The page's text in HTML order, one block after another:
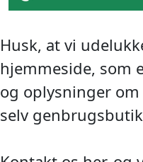
Husk, at vi
hjemmeside, som
og oplysninger
selv